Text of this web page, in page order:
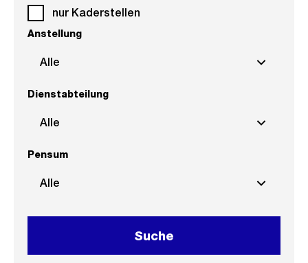
nur Kaderstellen
Anstellung
Alle
Dienstabteilung
Alle
Pensum
Alle
Suche